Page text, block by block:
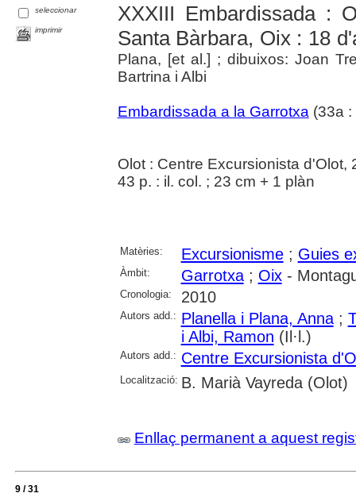
seleccionar
imprimir
XXXIII Embardissada :
Santa Bàrbara, Oix : 18
Plana, [et al.] ; dibuixos: Joan
Bartrina i Albi
Embardissada a la Garrotxa (33a
Olot : Centre Excursionista d'Olot,
43 p. : il. col. ; 23 cm + 1 plàn
Matèries: Excursionisme; Guies
Àmbit: Garrotxa; Oix-
Cronologia: 2010
Autors add.: Planella i Plana, Anna;
i Albi, Ramon (Il·l.)
Autors add.: Centre Excursionista
Localització: B. Marià Vayreda (Olot)
Enllaç permanent a aquest
9 / 31